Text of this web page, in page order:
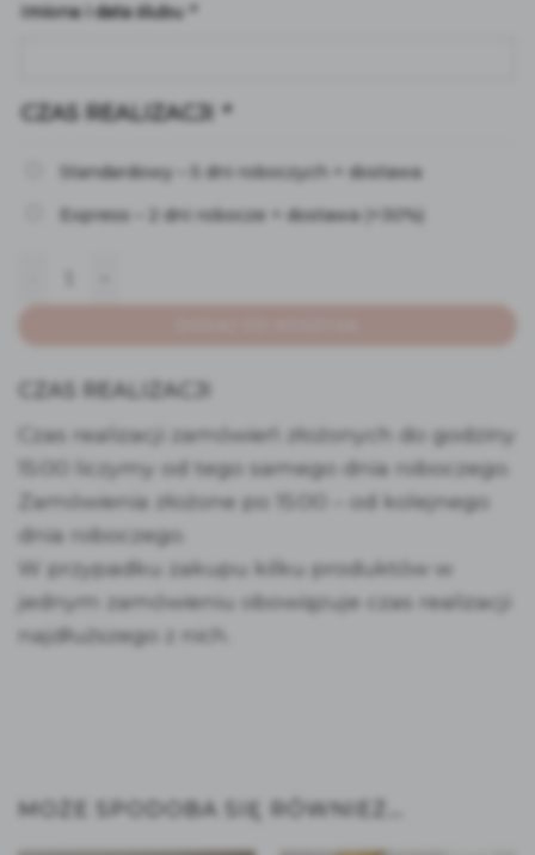
Imiona i data ślubu *
CZAS REALIZACJI *
Standardowy – 5 dni roboczych + dostawa
Express – 2 dni robocze + dostawa
(+30%)
CZAS REALIZACJI
Czas realizacji zamówień złożonych do godziny
15:00 liczymy od tego samego dnia roboczego.
Zamówienia złożone po 15:00 – od kolejnego
dnia roboczego.
W przypadku zakupu kilku produktów w
jednym zamówieniu obowiązuje czas realizacji
najdłuższego z nich.
MOŻE SPODOBA SIĘ RÓWNIEŻ…